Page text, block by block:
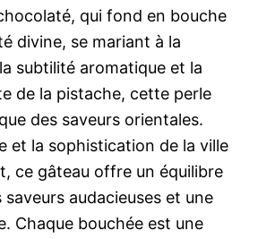
qui fond en bouche
divine, se mariant à la
subtilité aromatique et la
de la pistache, cette perle
des saveurs orientales.
et la sophistication de la ville
ce gâteau offre un équilibre
audacieuses et une
Chaque bouchée est une